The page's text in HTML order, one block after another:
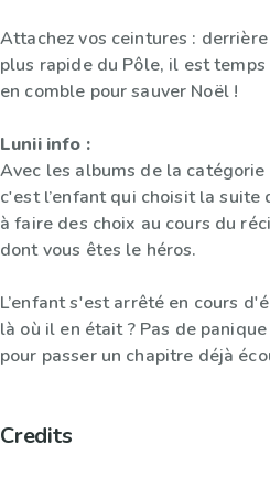
Attachez vos ceintures :
plus rapide du Pôle, il est
en comble pour sauver Noël !
Lunii info :
Avec les albums de la catégorie
c'est l’enfant qui choisit la
à faire des choix au cours du
dont vous êtes le héros.
L’enfant s'est arrêté en cours
là où il en était ? Pas de
pour passer un chapitre déjà
Credits